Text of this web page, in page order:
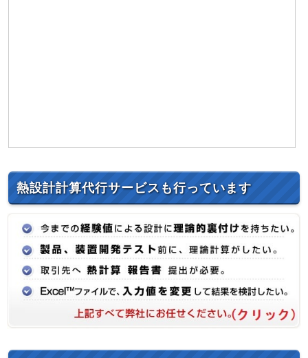
熱設計計算代行サービスも行っています